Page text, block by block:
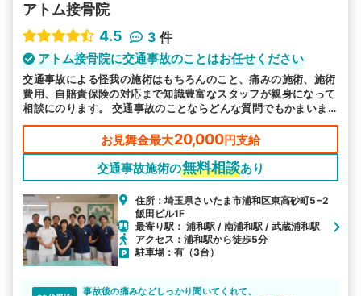
駅から探す 院名から探す
アトム接骨院
4.5
3 件
アトム接骨院に交通事故のことはお任せください
交通事故による怪我の施術はもちろんのこと、痛みの施術、施術
費用、自賠責保険の対応まで知識豊富なスタッフが親身になって
相談にのります。 交通事故のことならどんな質問でもかまいま
せん。些細なことでもお気軽にご相談下さい。
お見舞金最大20,000円支給
交通事故施術の無料相談あり
住所：埼玉県さいたま市浦和区東高砂町5−2
飯田ビル1F
最寄り駅： 浦和駅 / 南浦和駅 / 武蔵浦和駅
アクセス：浦和駅から徒歩5分
駐車場：有（3台）
事故後の痛みなどしっかり聞いてくれて、